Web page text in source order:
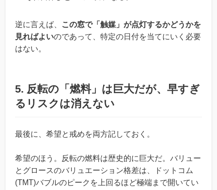
逆に言えば、
この窓で「触媒」が点灯するかどうかを
見ればよいのであって、特定の日付を当てにいく必要
はない。
5. 反転の「燃料」は巨大だが、早すぎ
るリスクは消えない
最後に、希望と戒めを両方記しておく。
希望のほう。反転の燃料は歴史的に巨大だ。バリュー
とグロースのバリュエーション格差は、ドットコム
(TMT)バブルのピークを上回るほど極端まで開いてい